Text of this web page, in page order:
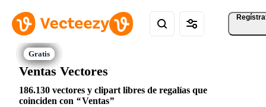
Ventas Vectores
186.130 vectores y clipart libres de regalías que
coinciden con
Ventas